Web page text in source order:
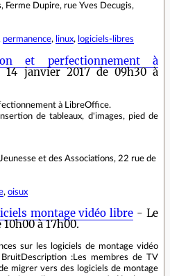
Dupire, rue Yves Decugis,
permanence, linux, logiciels-libres
et perfectionnement à
janvier 2017 de 09h30 à
à LibreOffice.
de tableaux, d'images, pied de
et des Associations, 22 rue de
, oisux
montage vidéo libre - Le
à 17h00.
sur les logiciels de montage vidéo
:Les membres de TV
migrer vers des logiciels de montage